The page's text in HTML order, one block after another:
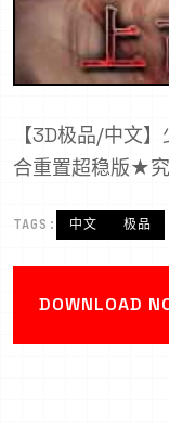
【3D极品/中文
合重置超稳版★究
TAGS: 中文 极品
DOWNLOAD